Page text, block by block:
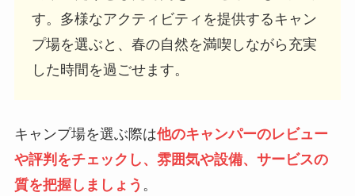
す。多様なアクティビティを提供するキャン
プ場を選ぶと、春の自然を満喫しながら充実
した時間を過ごせます。
キャンプ場を選ぶ際は他のキャンパーのレビュー
や評判をチェックし、雰囲気や設備、サービスの
質を把握しましょう 。